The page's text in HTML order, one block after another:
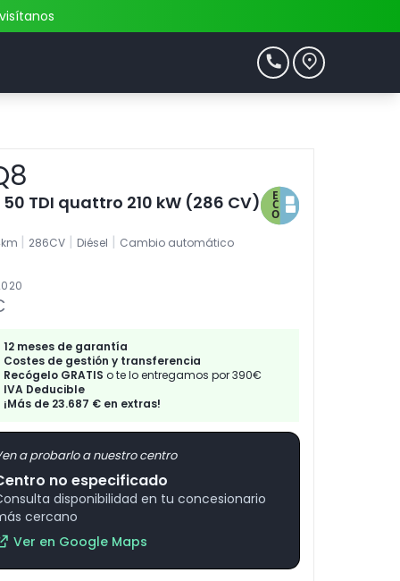
TDI quattro 210 kW (286 CV)
| 286CV | Diésel | Cambio automático
12 meses de garantía
Costes de gestión y transferencia
Recógelo GRATIS o te lo entregamos por 390€
IVA Deducible
¡Más de 23.687 € en extras!
a probarlo a nuestro centro
no especificado
disponibilidad en tu concesionario
cercano
Ver en Google Maps